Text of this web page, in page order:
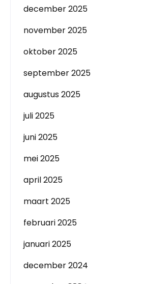
december 2025
november 2025
oktober 2025
september 2025
augustus 2025
juli 2025
juni 2025
mei 2025
april 2025
maart 2025
februari 2025
januari 2025
december 2024